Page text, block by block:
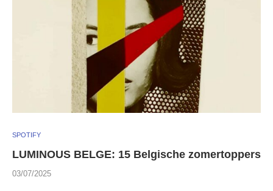
SPOTIFY
LUMINOUS BELGE: 15 Belgische zomertoppers
03/07/2025